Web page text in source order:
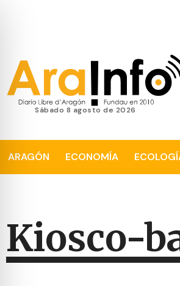
sábado 8 agosto de 2026
ARAGÓN ECONOMÍA
Kiosco-